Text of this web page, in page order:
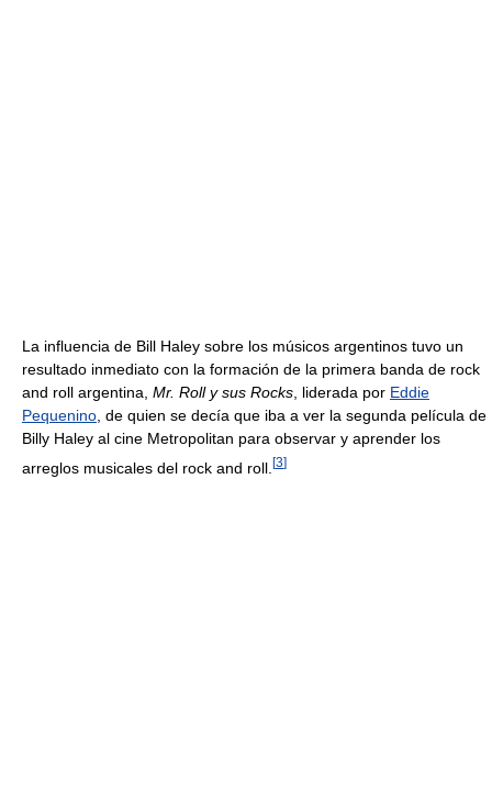
La influencia de Bill Haley sobre los músicos argentinos tuvo un
resultado inmediato con la formación de la primera banda de rock
and roll argentina, Mr. Roll y sus Rocks, liderada por Eddie
Pequenino, de quien se decía que iba a ver la segunda película de
Billy Haley al cine Metropolitan para observar y aprender los
arreglos musicales del rock and roll. [3]